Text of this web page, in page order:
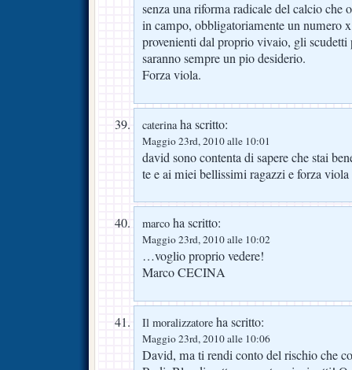
senza una riforma radicale del calcio che
in campo, obbligatoriamente un numero
provenienti dal proprio vivaio, gli scudetti
saranno sempre un pio desiderio.
Forza viola.
caterinaha scritto:
Maggio 23rd, 2010 alle 10:01
david sono contenta di sapere che stai
te e ai miei bellissimi ragazzi e forza viola
marco ha scritto:
Maggio 23rd, 2010 alle 10:02
…voglio proprio vedere!
Marco CECINA
Il moralizzatore ha scritto:
Maggio 23rd, 2010 alle 10:06
David, ma ti rendi conto del rischio che